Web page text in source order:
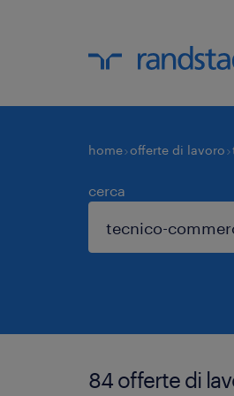
home offerte di lavoro
cerca
84 offerte di